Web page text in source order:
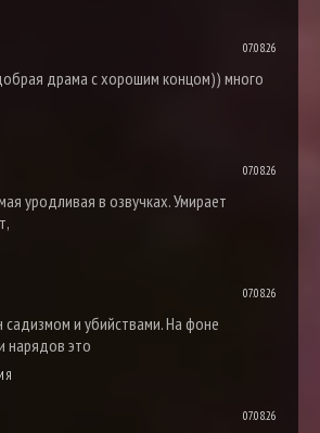
07.08.26
драма с хорошим концом)) много
07.08.26
уродливая в озвучках. Умирает
07.08.26
садизмом и убийствами. На фоне
нарядов это
07.08.26